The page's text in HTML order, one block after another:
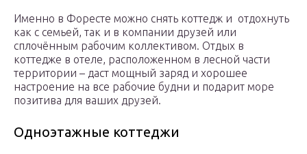
Именно в Форесте можно снять коттедж и отдохнуть
как с семьей, так и в компании друзей или
сплочённым рабочим коллективом. Отдых в
коттедже в отеле, расположенном в лесной части
территории – даст мощный заряд и хорошее
настроение на все рабочие будни и подарит море
позитива для ваших друзей.
Одноэтажные коттеджи